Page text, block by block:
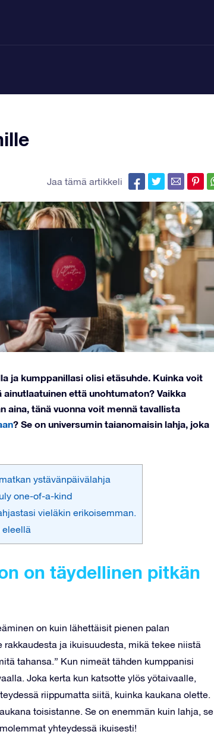
Jaa tämä artikkeli
ja kumppanillasi olisi etäsuhde. Kuinka voit
että unohtumaton? Vaikka
aina, tänä vuonna voit mennä tavallista
? Se on universumin taianomaisin lahja, joka
ystävänpäivälahja
one-of-a-kind
vieläkin erikoisemman.
eleellä
on täydellinen pitkän
on kuin lähettäisit pienen palan
ja ikuisuudesta, mikä tekee niistä
tahansa.” Kun nimeät tähden kumppanisi
Joka kerta kun katsotte ylös yötaivaalle,
riippumatta siitä, kuinka kaukana olette.
toisistanne. Se on enemmän kuin lahja, se
yhteydessä ikuisesti!